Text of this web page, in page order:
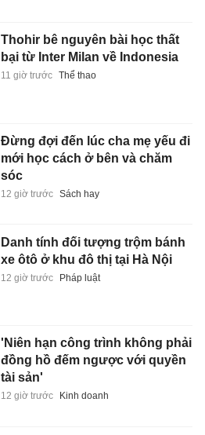
Thohir bê nguyên bài học thất
bại từ Inter Milan về Indonesia
11 giờ trước Thể thao
Đừng đợi đến lúc cha mẹ yếu đi
mới học cách ở bên và chăm
sóc
12 giờ trước Sách hay
Danh tính đối tượng trộm bánh
xe ôtô ở khu đô thị tại Hà Nội
12 giờ trước Pháp luật
'Niên hạn công trình không phải
đồng hồ đếm ngược với quyền
tài sản'
12 giờ trước Kinh doanh